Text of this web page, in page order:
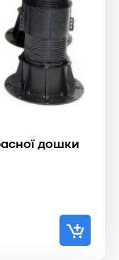
дошки